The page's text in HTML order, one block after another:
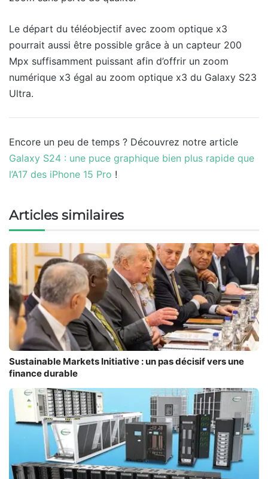
Le départ du téléobjectif avec zoom optique x3
pourrait aussi être possible grâce à un capteur 200
Mpx suffisamment puissant afin d’offrir un zoom
numérique x3 égal au zoom optique x3 du Galaxy S23
Ultra.
Encore un peu de temps ? Découvrez notre article
Galaxy S24 : une puce graphique bien plus rapide que
l’A17 des iPhone 15 Pro !
Articles similaires
Sustainable Markets Initiative : un pas décisif vers une
finance durable